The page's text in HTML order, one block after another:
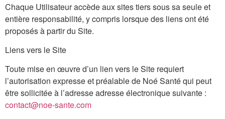
Chaque Utilisateur accède aux sites tiers sous sa seule et
entière responsabilité, y compris lorsque des liens ont été
proposés à partir du Site.
Liens vers le Site
Toute mise en œuvre d’un lien vers le Site requiert
l’autorisation expresse et préalable de Noé Santé qui peut
être sollicitée à l’adresse adresse électronique suivante :
contact@noe-sante.com